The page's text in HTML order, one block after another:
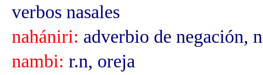
verbos nasales
nahániri: adverbio de negación,
nambi: r.n, oreja